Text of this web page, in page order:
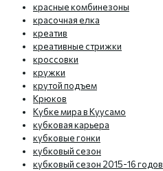
красные комбинезоны
красочная елка
креатив
креативные стрижки
кроссовки
кружки
крутой подъем
Крюков
Кубке мира в Куусамо
кубковая карьера
кубковые гонки
кубковый сезон
кубковый сезон 2015-16 годов